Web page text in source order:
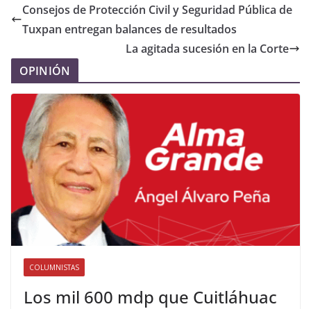
Consejos de Protección Civil y Seguridad Pública de
Tuxpan entregan balances de resultados
La agitada sucesión en la Corte
OPINIÓN
COLUMNISTAS
Los mil 600 mdp que Cuitláhuac